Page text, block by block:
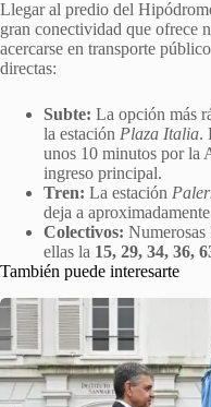
Llegar al predio del
gran conectividad que ofrece
acercarse en transporte
directas:
Subte: La opción más
la estación Plaza Italia.
unos 10 minutos por la
ingreso principal.
Tren: La estación
deja a
Colectivos: Numerosas
ellas la 15, 29, 34, 36,
También puede interesarte